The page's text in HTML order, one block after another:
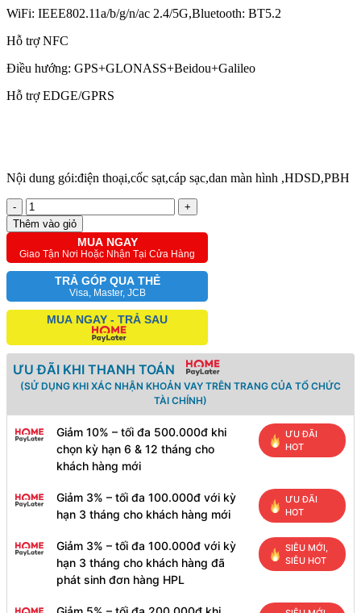
WiFi: IEEE802.11a/b/g/n/ac 2.4/5G,Bluetooth: BT5.2
Hỗ trợ NFC
Điều hướng: GPS+GLONASS+Beidou+Galileo
Hỗ trợ EDGE/GPRS
Nội dung gói:điện thoại,cốc sạt,cáp sạc,dan màn hình ,HDSD,PBH
-
+
Thêm vào giỏ
MUA NGAY
Giao Tận Nơi Hoặc Nhận Tại Cửa Hàng
TRẢ GÓP QUA THẺ
Visa, Master, JCB
MUA NGAY - TRẢ SAU
ƯU ĐÃI KHI THANH TOÁN
(SỬ DỤNG KHI XÁC NHẬN KHOẢN VAY TRÊN TRANG CỦA TỔ CHỨC
TÀI CHÍNH)
Giảm 10% – tối đa 500.000đ khi
chọn kỳ hạn 6 & 12 tháng cho
khách hàng mới
ƯU ĐÃI
HOT
Giảm 3% – tối đa 100.000đ với kỳ
hạn 3 tháng cho khách hàng mới
ƯU ĐÃI
HOT
Giảm 3% – tối đa 100.000đ với kỳ
hạn 3 tháng cho khách hàng đã
phát sinh đơn hàng HPL
SIÊU MỚI,
SIÊU HOT